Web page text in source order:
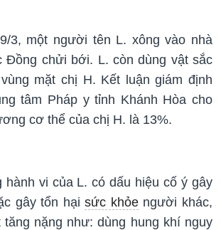
3, một người tên L. xông vào nhà
Đồng chửi bới. L. còn dùng vật sắc
mặt chị H. Kết luận giám định
tâm Pháp y tỉnh Khánh Hòa cho
cơ thể của chị H. là 13%.
hành vi của L. có dấu hiệu cố ý gây
gây tổn hạisức khỏengười khác,
nặng như: dùng hung khí nguy